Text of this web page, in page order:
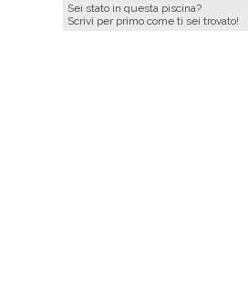
Sei stato in questa piscina?
Scrivi per primo come ti sei trovato!